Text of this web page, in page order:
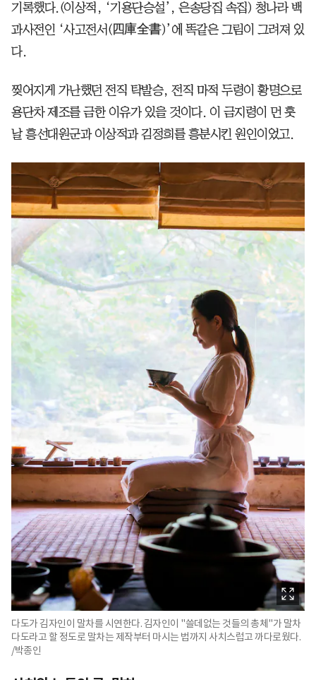
기록했다.(이상적, ‘기용단승설’, 은송당집 속집) 청나라 백
과사전인 ‘사고전서(四庫全書)’에 똑같은 그림이 그려져 있
다.
찢어지게 가난했던 전직 탁발승, 전직 마적 두령이 황명으로
용단차 제조를 금한 이유가 있을 것이다. 이 금지령이 먼 훗
날 흥선대원군과 이상적과 김정희를 흥분시킨 원인이었고.
다도가 김자인이 말차를 시연한다. 김자인이 "쓸데없는 것들의 총체"가 말차
다도라고 할 정도로 말차는 제작부터 마시는 법까지 사치스럽고 까다로웠다.
/박종인